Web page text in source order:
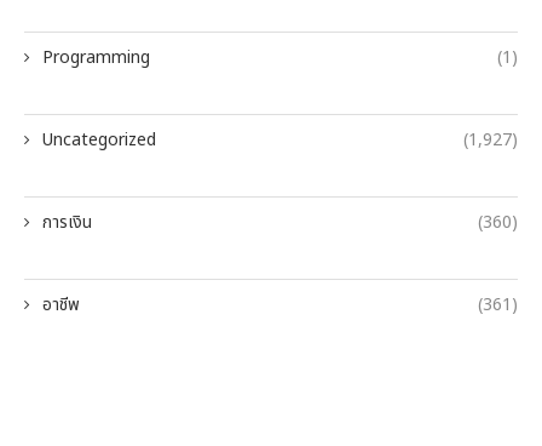
Programming (1)
Uncategorized (1,927)
การเงิน (360)
อาชีพ (361)